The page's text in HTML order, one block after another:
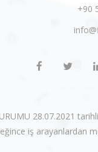
+90
28.07.2021
iş arayanlardan